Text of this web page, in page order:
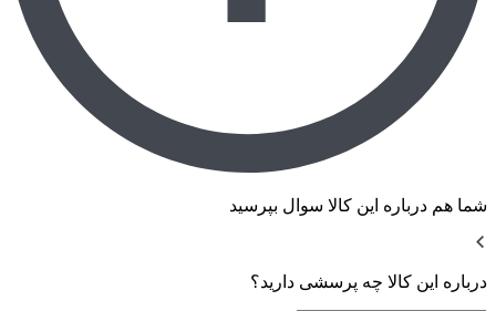
شما هم درباره این کالا سوال بپرسید
درباره این کالا چه پرسشی دارید؟